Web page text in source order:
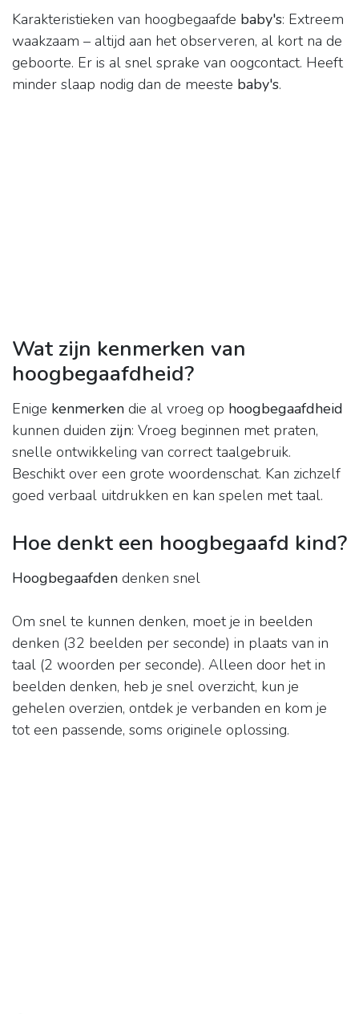
Karakteristieken van hoogbegaafde baby's: Extreem
waakzaam – altijd aan het observeren, al kort na de
geboorte. Er is al snel sprake van oogcontact. Heeft
minder slaap nodig dan de meeste baby's.
Wat zijn kenmerken van
hoogbegaafdheid?
Enige kenmerken die al vroeg op hoogbegaafdheid
kunnen duiden zijn: Vroeg beginnen met praten,
snelle ontwikkeling van correct taalgebruik.
Beschikt over een grote woordenschat. Kan zichzelf
goed verbaal uitdrukken en kan spelen met taal.
Hoe denkt een hoogbegaafd kind?
Hoogbegaafden denken snel
Om snel te kunnen denken, moet je in beelden
denken (32 beelden per seconde) in plaats van in
taal (2 woorden per seconde). Alleen door het in
beelden denken, heb je snel overzicht, kun je
gehelen overzien, ontdek je verbanden en kom je
tot een passende, soms originele oplossing.